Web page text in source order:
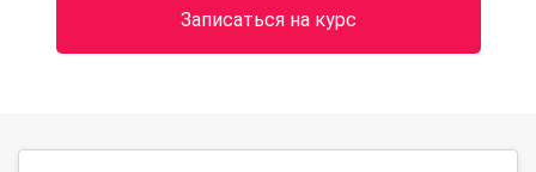
Записаться на курс